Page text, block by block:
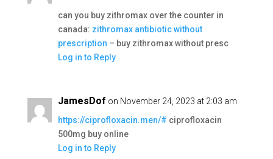
can you buy zithromax over the counter in
canada: zithromax antibiotic without
prescription – buy zithromax without presc
Log in to Reply
JamesDof on November 24, 2023 at 2:03 am
https://ciprofloxacin.men/# ciprofloxacin
500mg buy online
Log in to Reply